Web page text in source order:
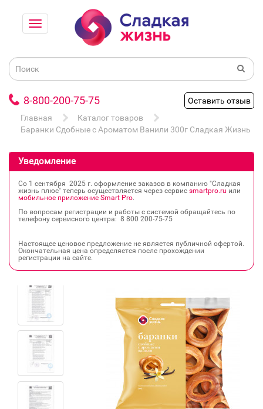
8-800-200-75-75
Оставить отзыв
Главная
Каталог товаров
Баранки Сдобные с Ароматом Ванили 300г Сладкая Жизнь
Уведомление
Со 1 сентября 2025 г. оформление заказов в компанию "Сладкая
жизнь плюс" теперь осуществляется через сервис smartpro.ru или
мобильное приложение Smart Pro.
По вопросам регистрации и работы с системой обращайтесь по
телефону сервисного центра: 8 800 200‐75‐75
Настоящее ценовое предложение не является публичной офертой.
Окончательная цена определяется после прохождении
регистрации на сайте.